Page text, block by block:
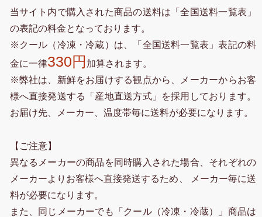
当サイト内で購入された商品の送料は「全国送料一覧表」
の表記の料金となっております。
※クール（冷凍・冷蔵）は、「全国送料一覧表」表記の料
金に一律330円 加算されます。
※弊社は、新鮮をお届けする観点から、メーカーからお客
様へ直接発送する「産地直送方式」を採用しております。
お届け先、メーカー、温度帯毎に送料が必要になります。
【ご注意】
異なるメーカーの商品を同時購入された場合、それぞれの
メーカーよりお客様へ直接発送するため、 メーカー毎に送
料が必要になります。
また、同じメーカーでも「クール（冷凍・冷蔵）」商品は